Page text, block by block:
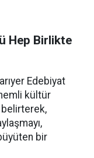
Hep Birlikte
Edebiyat
kültür
bir